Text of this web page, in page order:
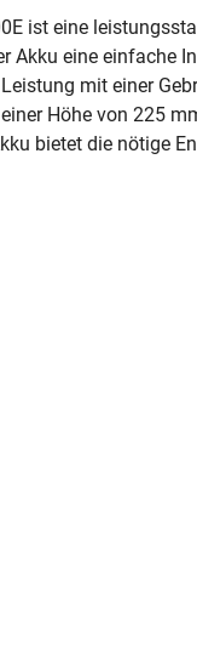
ist eine
Akku eine einfache
mit einer
Höhe von 225
bietet die nötige